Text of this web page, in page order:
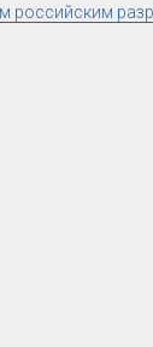
российским